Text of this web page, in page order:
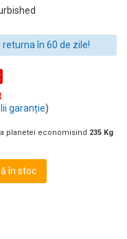
în 60 de zile!
garanție)
planetei economisind 235 Kg
în stoc